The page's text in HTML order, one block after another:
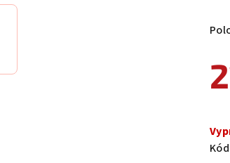
cena: